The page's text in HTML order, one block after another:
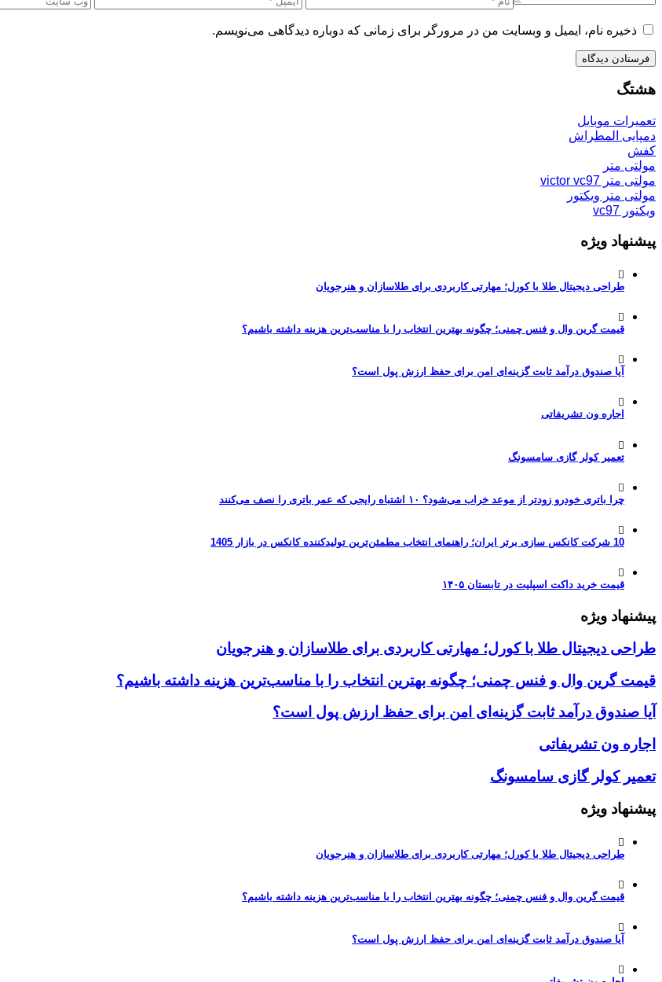
ذخیره نام، ایمیل و وبسایت من در مرورگر برای زمانی که دوباره دیدگاهی می‌نویسم.
هشتگ
تعمیرات موبایل
دمپایی المطراش
کفش
مولتی متر
مولتی متر victor vc97
مولتی متر ویکتور
ویکتور vc97
پیشنهاد ویژه
طراحی دیجیتال طلا با کورل؛ مهارتی کاربردی برای طلاسازان و هنرجویان
قیمت گرین وال و فنس چمنی؛ چگونه بهترین انتخاب را با مناسب‌ترین هزینه داشته باشیم؟
آیا صندوق درآمد ثابت گزینه‌ای امن برای حفظ ارزش پول است؟
اجاره ون تشریفاتی
تعمیر کولر گازی سامسونگ
چرا باتری خودرو زودتر از موعد خراب می‌شود؟ ۱۰ اشتباه رایجی که عمر باتری را نصف می‌کنند
10 شرکت کانکس سازی برتر ایران؛ راهنمای انتخاب مطمئن‌ترین تولیدکننده کانکس در بازار 1405
قیمت خرید داکت اسپلیت در تابستان ۱۴۰۵
پیشنهاد ویژه
طراحی دیجیتال طلا با کورل؛ مهارتی کاربردی برای طلاسازان و هنرجویان
قیمت گرین وال و فنس چمنی؛ چگونه بهترین انتخاب را با مناسب‌ترین هزینه داشته باشیم؟
آیا صندوق درآمد ثابت گزینه‌ای امن برای حفظ ارزش پول است؟
اجاره ون تشریفاتی
تعمیر کولر گازی سامسونگ
پیشنهاد ویژه
طراحی دیجیتال طلا با کورل؛ مهارتی کاربردی برای طلاسازان و هنرجویان
قیمت گرین وال و فنس چمنی؛ چگونه بهترین انتخاب را با مناسب‌ترین هزینه داشته باشیم؟
آیا صندوق درآمد ثابت گزینه‌ای امن برای حفظ ارزش پول است؟